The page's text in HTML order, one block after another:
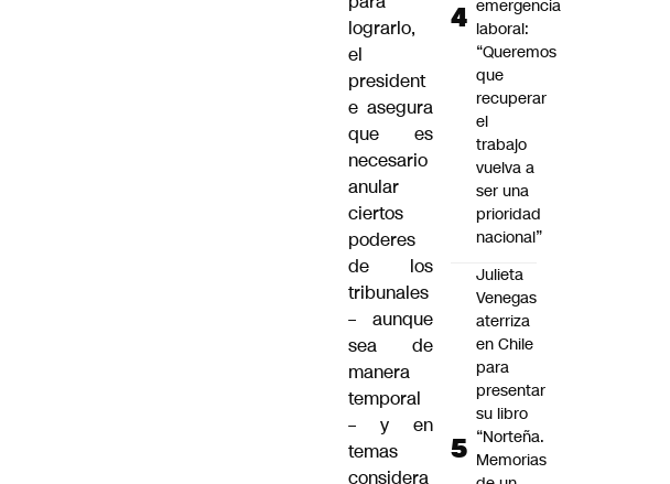
lograrlo,
el
president
e asegura
que es
necesario
anular
ciertos
poderes
de los
tribunales
– aunque
sea de
manera
temporal
– y en
temas
considera
emergencia
laboral:
“Queremos
que
recuperar
el
trabajo
vuelva a
ser una
prioridad
nacional”
Julieta
Venegas
aterriza
en Chile
para
presentar
su libro
“Norteña.
Memorias